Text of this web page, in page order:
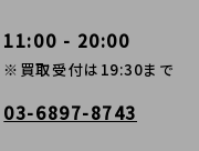
11:00 - 20:00
※買取受付は19:30まで
03-6897-8743